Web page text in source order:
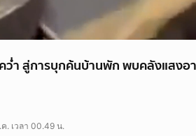
ำ สู่การบุกค้นบ้านพัก พบคลังแสงอา
การบุกค้นบ้านพัก พบคลังแสงอาวุธ ผงะ ซีโฟร์ผูก
newsarticle/71550
. เวลา 00.49 น.